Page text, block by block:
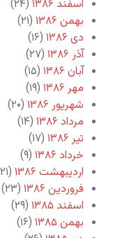
اسفند ۱۳۸۶
(۲۴)
بهمن ۱۳۸۶
(۲۱)
دی ۱۳۸۶
(۱۶)
آذر ۱۳۸۶
(۲۷)
آبان ۱۳۸۶
(۱۵)
مهر ۱۳۸۶
(۱۹)
شهریور ۱۳۸۶
(۲۰)
مرداد ۱۳۸۶
(۱۴)
تیر ۱۳۸۶
(۱۷)
خرداد ۱۳۸۶
(۹)
اردیبهشت ۱۳۸۶
(۲۱)
فروردین ۱۳۸۶
(۲۳)
اسفند ۱۳۸۵
(۲۹)
بهمن ۱۳۸۵
(۱۶)